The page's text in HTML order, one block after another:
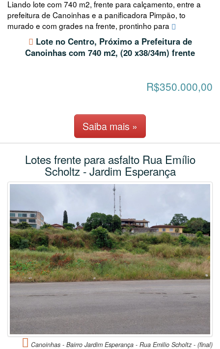
Liando lote com 740 m2, frente para calçamento, entre a
prefeitura de Canoinhas e a panificadora Pimpão, to
murado e com grades na frente, prontinho para
Lote no Centro, Próximo a Prefeitura de
Canoinhas com 740 m2, (20 x38/34m) frente
R$350.000,00
Saiba mais »
Lotes frente para asfalto Rua Emílio
Scholtz - Jardim Esperança
Canoinhas - Bairro Jardim Esperança - Rua Emilio Scholtz - (final)